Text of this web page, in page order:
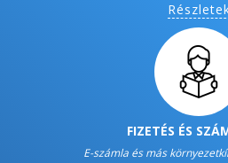
FIZETÉS ÉS
E-számla és más